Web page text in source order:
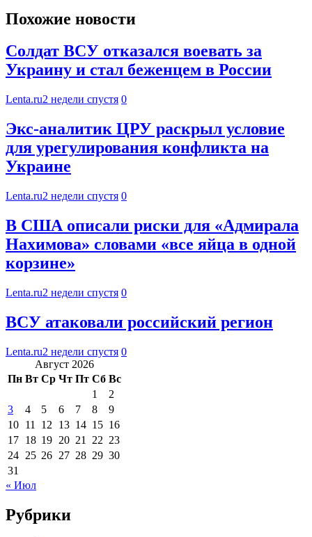
Похожие новости
Солдат ВСУ отказался воевать за
Украину и стал беженцем в России
Lenta.ru2 недели спустя 0
Экс-аналитик ЦРУ раскрыл условие
для урегулирования конфликта на
Украине
Lenta.ru2 недели спустя 0
В США описали риски для «Адмирала
Нахимова» словами «все яйца в одной
корзине»
Lenta.ru2 недели спустя 0
ВСУ атаковали российский регион
Lenta.ru2 недели спустя 0
Август 2026
Пн Вт Ср Чт Пт Сб Вс
1
2
3
4 5 6 7 8
9
10 11 12 13 14 15 16
17 18 19 20 21 22 23
24 25 26 27 28 29 30
31
« Июл
Рубрики